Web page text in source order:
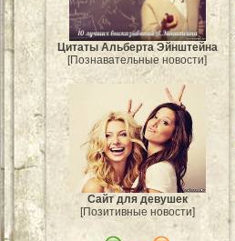
Цитаты Альберта Эйнштейна
[Познавательные новости]
Сайт для девушек
[Позитивные новости]